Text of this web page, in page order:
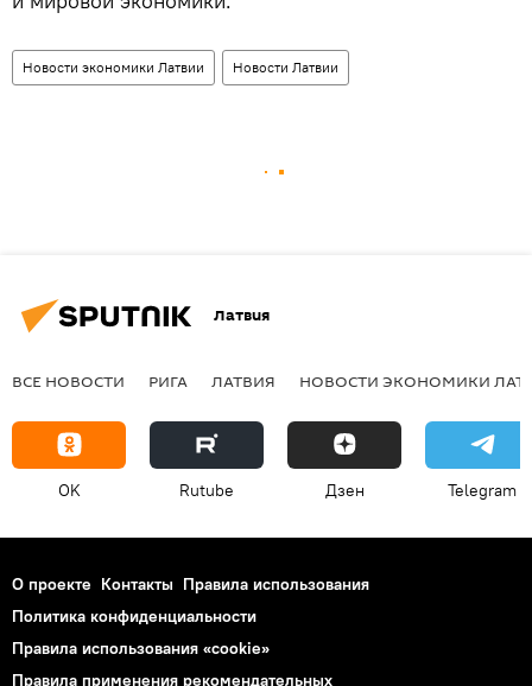
Новости экономики Латвии Новости Латвии
Латвия
ВСЕ НОВОСТИ РИГА ЛАТВИЯ НОВОСТИ ЭКОНОМИКИ
OK Rutube Дзен Telegram
О проекте Контакты Правила использования
Политика конфиденциальности
Правила использования «cookie»
Правила применения рекомендательных